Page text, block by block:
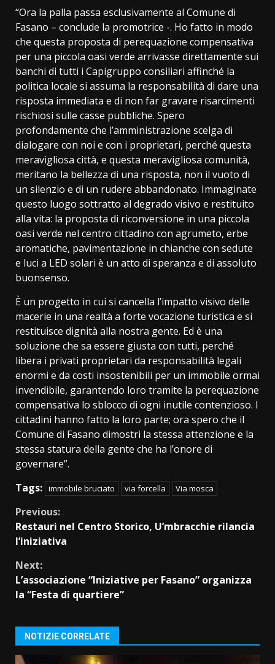
“Ora la palla passa esclusivamente al Comune di
Fasano – conclude la promotrice -. Ho fatto in modo
che questa proposta di perequazione compensativa
per una piccola oasi verde arrivasse direttamente sui
banchi di tutti i Capigruppo consiliari affinché la
politica locale si assuma la responsabilità di dare una
risposta immediata e di non far gravare risarcimenti
rischiosi sulle casse pubbliche. Spero
profondamente che l’amministrazione scelga di
dialogare con noi e con i proprietari, perché questa
meravigliosa città, e questa meravigliosa comunità,
meritano la bellezza di una risposta, non il vuoto di
un silenzio e di un rudere abbandonato. Immaginate
questo luogo sottratto al degrado visivo e restituito
alla vita: la proposta di riconversione in una piccola
oasi verde nel centro cittadino con agrumeto, erbe
aromatiche, pavimentazione in chianche con sedute
e luci a LED solari è un atto di speranza e di assoluto
buonsenso.
È un progetto in cui si cancella l’impatto visivo delle
macerie in una realtà a forte vocazione turistica e si
restituisce dignità alla nostra gente. Ed è una
soluzione che sa essere giusta con tutti, perché
libera i privati proprietari da responsabilità legali
enormi e da costi insostenibili per un immobile ormai
invendibile, garantendo loro tramite la perequazione
compensativa lo sblocco di ogni inutile contenzioso. I
cittadini hanno fatto la loro parte; ora spero che il
Comune di Fasano dimostri la stessa attenzione e la
stessa statura della gente che ha l’onore di
governare”.
Tags: immobile bruciato via forcella Via mosca
Continue
Reading
Previous:
Restauri nel Centro Storico, U’mbracchie rilancia
l’iniziativa
Next:
L’associazione “Iniziative per Fasano” organizza
la “Festa di quartiere”
NOTIZIE CORRELATE